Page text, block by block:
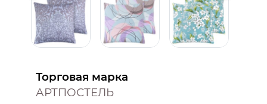
Торговая марка
АРТПОСТЕЛЬ